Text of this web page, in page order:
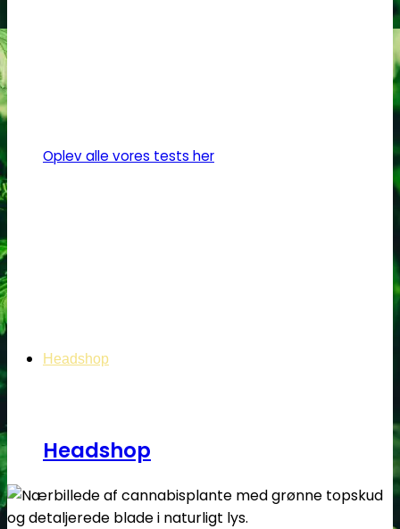
Oplev alle vores tests her
Headshop
Headshop